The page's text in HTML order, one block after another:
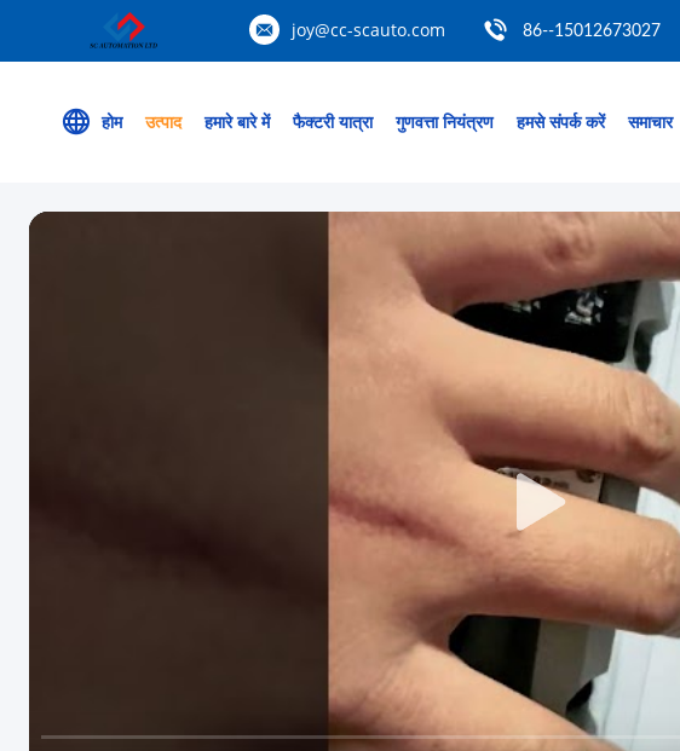
joy@cc-scauto.com 86--15012673027
होम उत्पाद हमारे बारे में फैक्टरी यात्रा गुणवत्ता नियंत्रण हमसे संपर्क करें समाचार